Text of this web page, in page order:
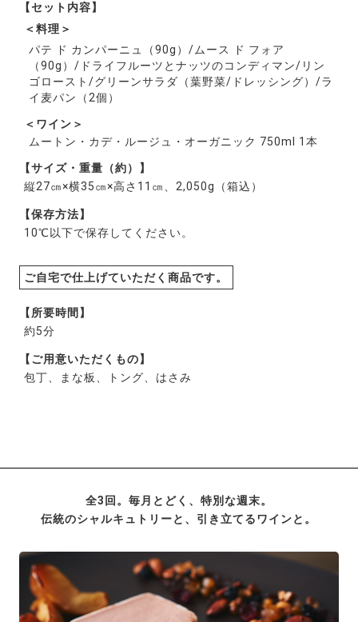
【セット内容】
＜料理＞
パテ ド カンパーニュ（90g）/ムース ド フォア
（90g）/ドライフルーツとナッツのコンディマン/リン
ゴロースト/グリーンサラダ（葉野菜/ドレッシング）/ラ
イ麦パン（2個）
＜ワイン＞
ムートン・カデ・ルージュ・オーガニック 750ml 1本
【サイズ・重量（約）】
縦27㎝×横35㎝×高さ11㎝、2,050g（箱込）
【保存方法】
10℃以下で保存してください。
ご自宅で仕上げていただく商品です。
【所要時間】
約5分
【ご用意いただくもの】
包丁、まな板、トング、はさみ
全3回。毎月とどく、特別な週末。
伝統のシャルキュトリーと、引き立てるワインと。